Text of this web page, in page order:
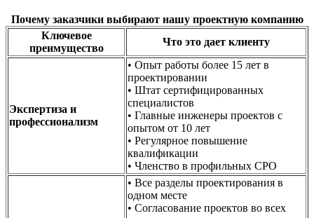
Почему заказчики выбирают нашу проектную компанию
Ключевое
преимущество
Что это дает клиенту
Экспертиза и
профессионализм
• Опыт работы более 15 лет в
проектировании
• Штат сертифицированных
специалистов
• Главные инженеры проектов с
опытом от 10 лет
• Регулярное повышение
квалификации
• Членство в профильных СРО
• Все разделы проектирования в
одном месте
• Согласование проектов во всех